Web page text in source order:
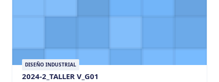
DISEÑO INDUSTRIAL
2024-2_TALLER V_G01